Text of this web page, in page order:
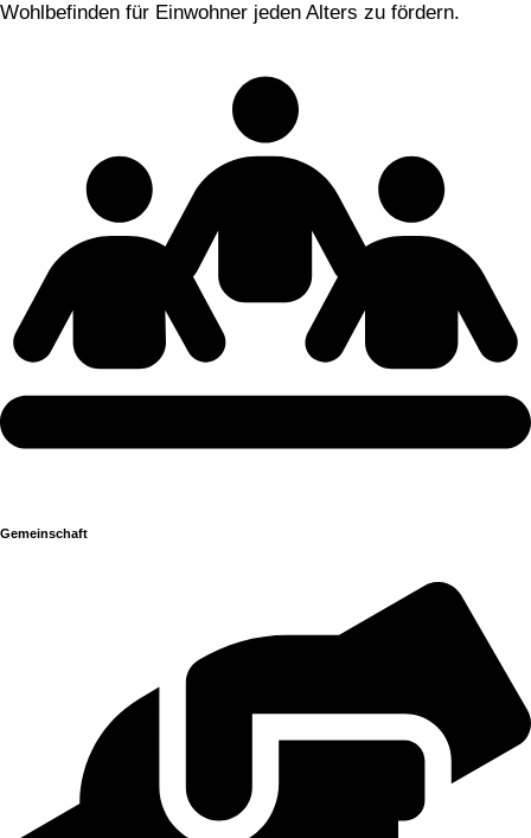
Wohlbefinden für Einwohner jeden Alters zu fördern.
Gemeinschaft